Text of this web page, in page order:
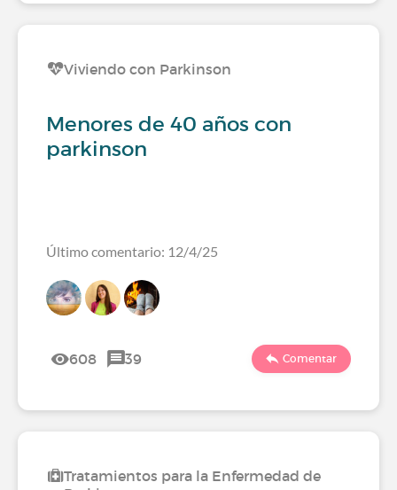
Viviendo con Parkinson
Menores de 40 años con
parkinson
Último comentario: 12/4/25
608 39 Comentar
Tratamientos para la Enfermedad de